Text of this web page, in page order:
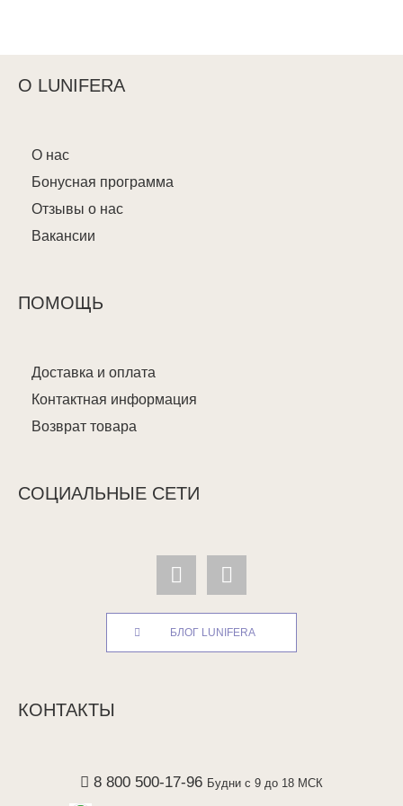
О LUNIFERA
О нас
Бонусная программа
Отзывы о нас
Вакансии
ПОМОЩЬ
Доставка и оплата
Контактная информация
Возврат товара
СОЦИАЛЬНЫЕ СЕТИ
БЛОГ LUNIFERA
КОНТАКТЫ
8 800 500-17-96 Будни с 9 до 18 МСК